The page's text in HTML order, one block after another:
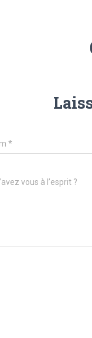
*
vous à l’esprit ?